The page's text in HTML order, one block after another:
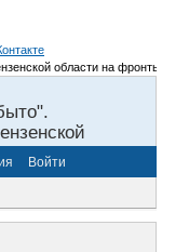
области на фронты
Войти